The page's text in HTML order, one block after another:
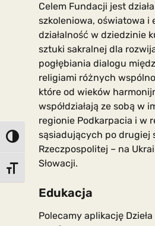
Toggle High Contrast
Toggle Font size
Celem Fundacji jest
szkoleniowa, oświatowa i
działalność w dziedzinie
sztuki sakralnej dla
pogłębiania dialogu
religiami różnych
które od wieków
współdziałają ze sobą w
regionie Podkarpacia i w
sąsiadujących po drugiej
Rzeczpospolitej – na
Słowacji.
Edukacja
Polecamy aplikację